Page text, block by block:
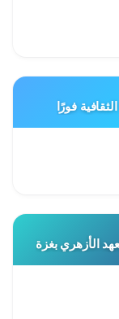
فورًا
الأزهري بغزة